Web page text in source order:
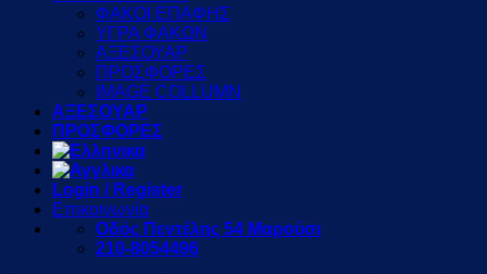
ΦΑΚΟΙ ΕΠΑΦΗΣ
ΥΓΡΑ ΦΑΚΩΝ
ΑΞΕΣΟΥΑΡ
ΠΡΟΣΦΟΡΕΣ
IMAGE COLLUMN
ΑΞΕΣΟΥΑΡ
ΠΡΟΣΦΟΡΕΣ
Login / Register
Επικοινωνία
Οδός Πεντέλης 54 Μαρούσι
210-8054496